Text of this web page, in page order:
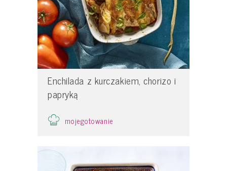
Enchilada z kurczakiem, chorizo i
papryką
mojegotowanie